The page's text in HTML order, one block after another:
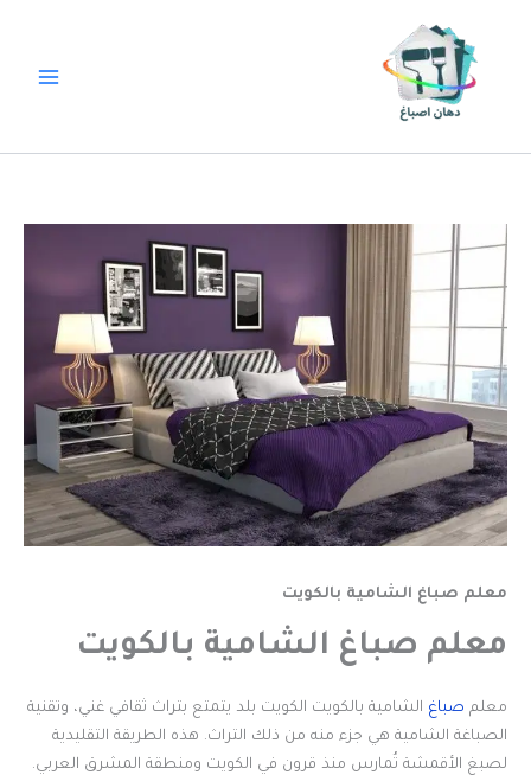
معلم صباغ الشامية بالكويت
معلم صباغ الشامية بالكويت
معلم صباغ الشامية بالكويت الكويت بلد يتمتع بتراث ثقافي غني، وتقنية
الصباغة الشامية هي جزء منه من ذلك التراث. هذه الطريقة التقليدية
لصبغ الأقمشة تُمارس منذ قرون في الكويت ومنطقة المشرق العربي.